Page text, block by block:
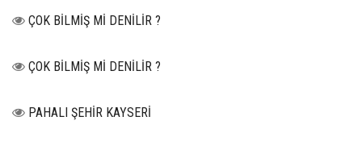
ÇOK BİLMİŞ Mİ DENİLİR ?
ÇOK BİLMİŞ Mİ DENİLİR ?
PAHALI ŞEHİR KAYSERİ